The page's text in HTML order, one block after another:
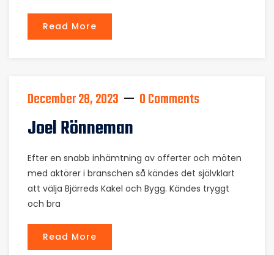
Read More
December 28, 2023 0 Comments
Joel Rönneman
Efter en snabb inhämtning av offerter och möten
med aktörer i branschen så kändes det självklart
att välja Bjärreds Kakel och Bygg. Kändes tryggt
och bra
Read More